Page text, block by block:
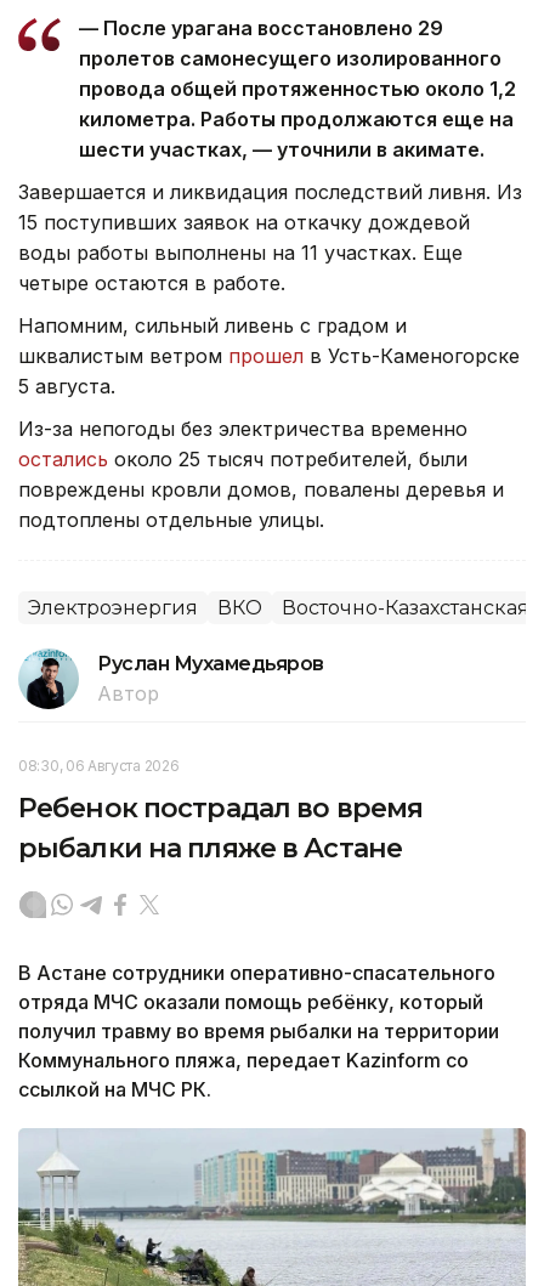
— После урагана восстановлено 29
пролетов самонесущего изолированного
провода общей протяженностью около 1,2
километра. Работы продолжаются еще на
шести участках, — уточнили в акимате.
Завершается и ликвидация последствий ливня. Из
15 поступивших заявок на откачку дождевой
воды работы выполнены на 11 участках. Еще
четыре остаются в работе.
Напомним, сильный ливень с градом и
шквалистым ветром прошел в Усть-Каменогорске
5 августа.
Из-за непогоды без электричества временно
остались около 25 тысяч потребителей, были
повреждены кровли домов, повалены деревья и
подтоплены отдельные улицы.
Электроэнергия ВКО Восточно-Казахстанская
Руслан Мухамедьяров
Автор
08:30, 06 Августа 2026
Ребенок пострадал во время
рыбалки на пляже в Астане
В Астане сотрудники оперативно-спасательного
отряда МЧС оказали помощь ребёнку, который
получил травму во время рыбалки на территории
Коммунального пляжа, передает Kazinform со
ссылкой на МЧС РК.